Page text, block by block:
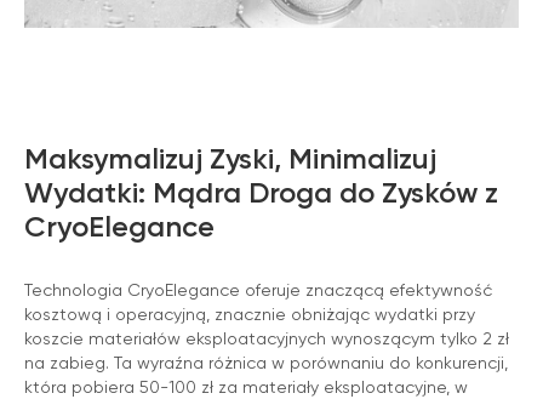
Maksymalizuj Zyski, Minimalizuj
Wydatki: Mądra Droga do Zysków z
CryoElegance
Technologia CryoElegance oferuje znaczącą efektywność
kosztową i operacyjną, znacznie obniżając wydatki przy
koszcie materiałów eksploatacyjnych wynoszącym tylko 2 zł
na zabieg. Ta wyraźna różnica w porównaniu do konkurencji,
która pobiera 50-100 zł za materiały eksploatacyjne, w